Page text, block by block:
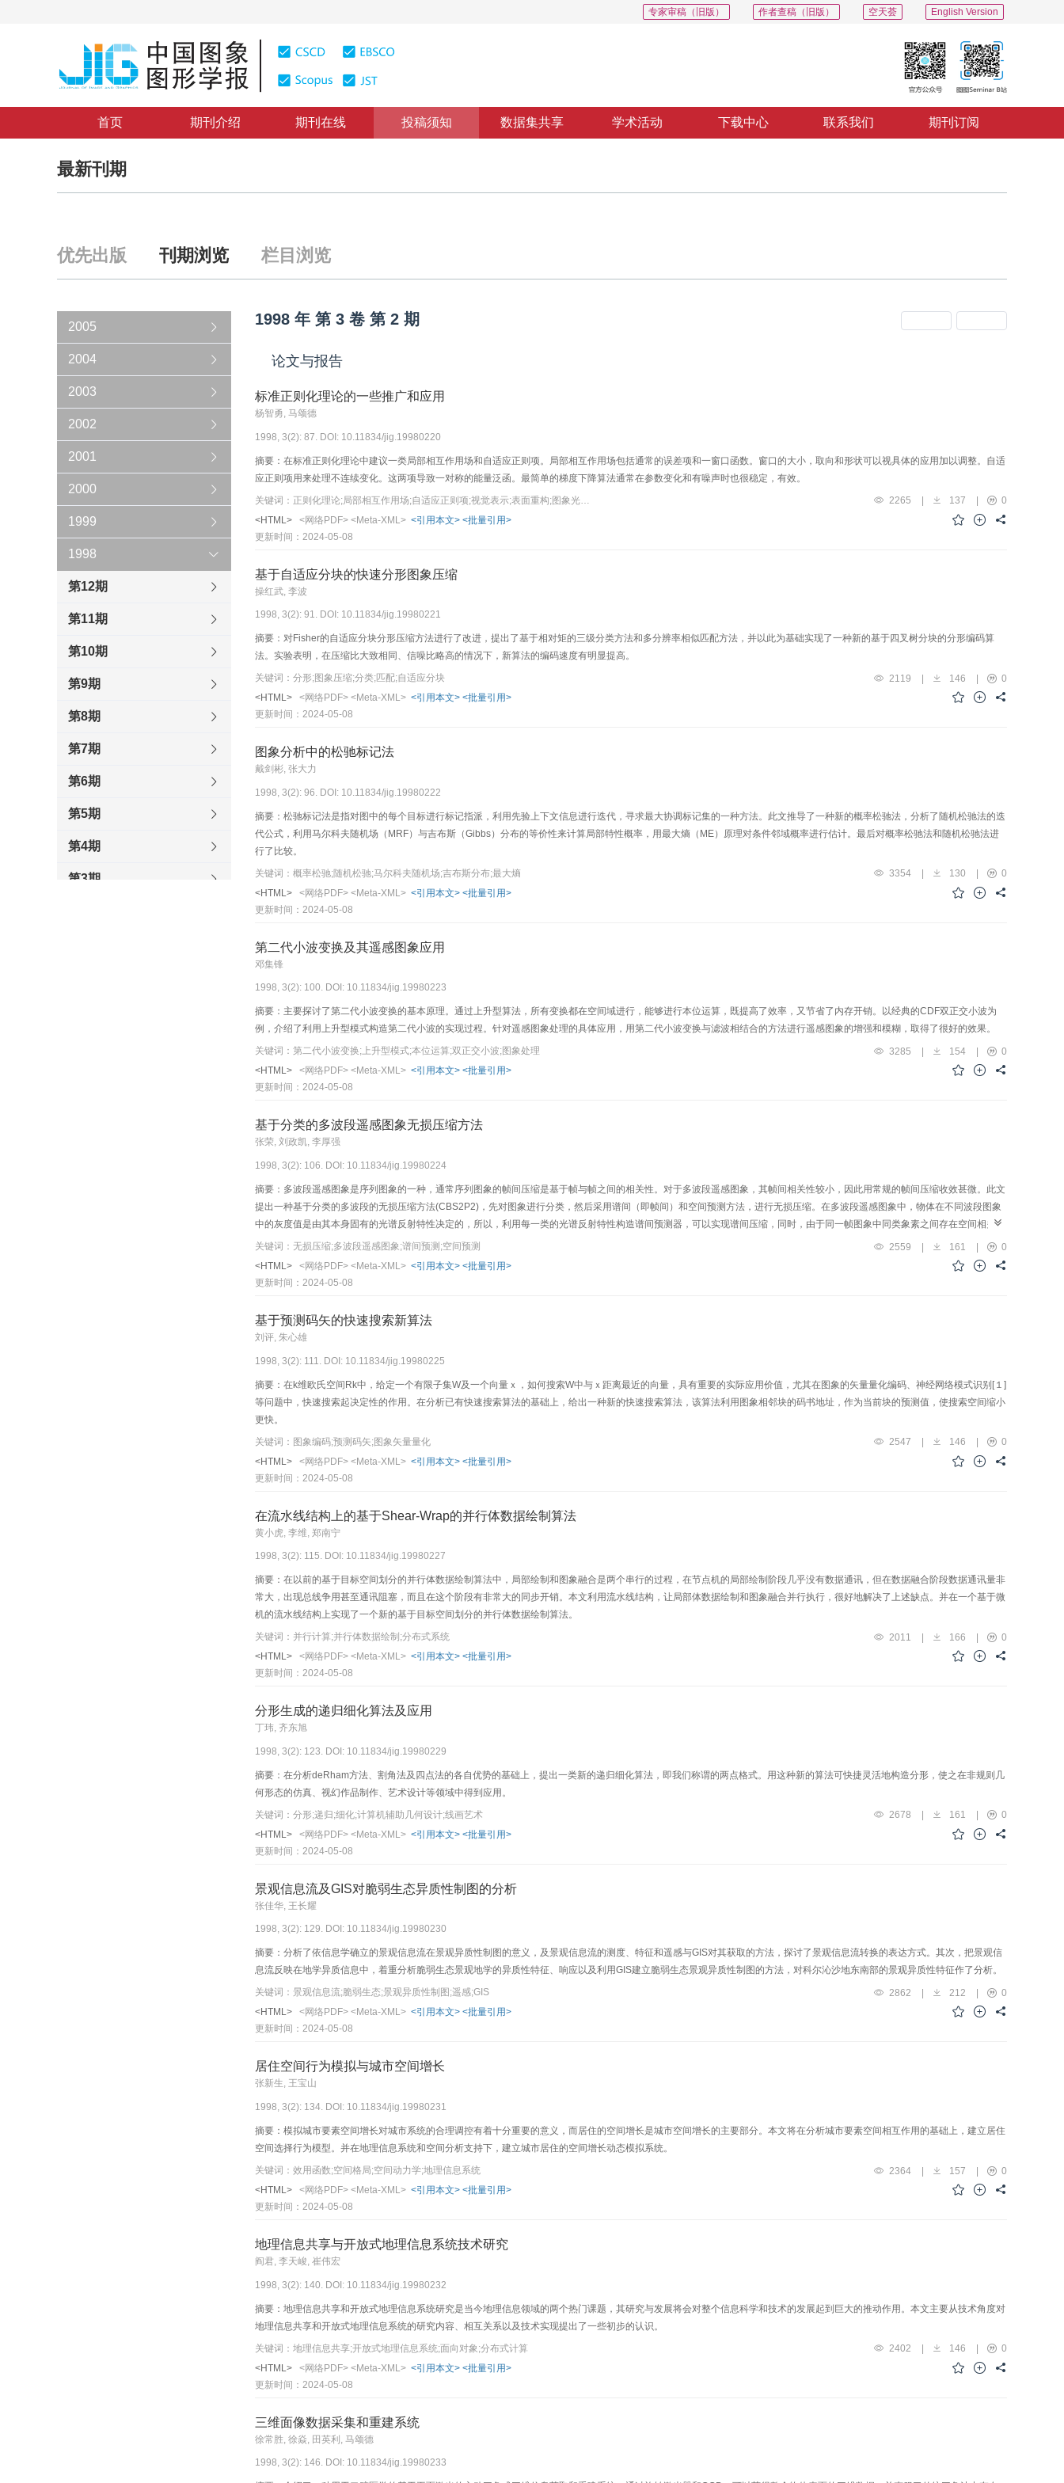
English Version
空天荟
作者查稿（旧版）
专家审稿（旧版）
首页 期刊介绍 期刊在线 投稿须知 数据集共享 学术活动 下载中心 联系我们 期刊订阅
最新刊期
优先出版 刊期浏览 栏目浏览
2005
2004
2003
2002
2001
2000
1999
1998
第12期
第11期
第10期
第9期
第8期
第7期
第6期
第5期
第4期
第3期
1998 年 第 3 卷 第 2 期
论文与报告
标准正则化理论的一些推广和应用
杨智勇, 马颂德
1998, 3(2): 87. DOI: 10.11834/jig.19980220
摘要：在标准正则化理论中建议一类局部相互作用场和自适应正则项。局部相互作用场包括通常的误差项和一窗口函数。窗口的大小，取向和形状可以视具体的应用加以调整。自适
应正则项用来处理不连续变化。这两项导致一对称的能量泛函。最简单的梯度下降算法通常在参数变化和有噪声时也很稳定，有效。
2265 137
0
<HTML>
<网络PDF> <Meta-XML> <引用本文> <批量引用>
更新时间：2024-05-08
基于自适应分块的快速分形图象压缩
操红武, 李波
1998, 3(2): 91. DOI: 10.11834/jig.19980221
摘要：对Fisher的自适应分块分形压缩方法进行了改进，提出了基于相对矩的三级分类方法和多分辨率相似匹配方法，并以此为基础实现了一种新的基于四叉树分块的分形编码算
法。实验表明，在压缩比大致相同、信噪比略高的情况下，新算法的编码速度有明显提高。
关键词：分形;图象压缩;分类;匹配;自适应分块
2119 | 146 |
0
<HTML>
<网络PDF> <Meta-XML> <引用本文> <批量引用>
更新时间：2024-05-08
图象分析中的松驰标记法
戴剑彬, 张大力
1998, 3(2): 96. DOI: 10.11834/jig.19980222
摘要：松驰标记法是指对图中的每个目标进行标记指派，利用先验上下文信息进行迭代，寻求最大协调标记集的一种方法。此文推导了一种新的概率松驰法，分析了随机松驰法的迭
代公式，利用马尔科夫随机场（MRF）与吉布斯（Gibbs）分布的等价性来计算局部特性概率，用最大熵（ME）原理对条件邻域概率进行估计。最后对概率松驰法和随机松驰法进
行了比较。
关键词：概率松驰;随机松驰;马尔科夫随机场;吉布斯分布;最大熵
3354 130
0
<HTML>
<网络PDF> <Meta-XML> <引用本文> <批量引用>
更新时间：2024-05-08
第二代小波变换及其遥感图象应用
邓集锋
1998, 3(2): 100. DOI: 10.11834/jig.19980223
摘要：主要探讨了第二代小波变换的基本原理。通过上升型算法，所有变换都在空间域进行，能够进行本位运算，既提高了效率，又节省了内存开销。以经典的CDF双正交小波为
例，介绍了利用上升型模式构造第二代小波的实现过程。针对遥感图象处理的具体应用，用第二代小波变换与滤波相结合的方法进行遥感图象的增强和模糊，取得了很好的效果。
关键词：第二代小波变换;上升型模式;本位运算;双正交小波;图象处理
3285 154
0
<HTML>
<网络PDF> <Meta-XML> <引用本文> <批量引用>
更新时间：2024-05-08
基于分类的多波段遥感图象无损压缩方法
张荣, 刘政凯, 李厚强
1998, 3(2): 106. DOI: 10.11834/jig.19980224
摘要：多波段遥感图象是序列图象的一种，通常序列图象的帧间压缩是基于帧与帧之间的相关性。对于多波段遥感图象，其帧间相关性较小，因此用常规的帧间压缩收效甚微。此文
提出一种基于分类的多波段的无损压缩方法(CBS2P2)，先对图象进行分类，然后采用谱间（即帧间）和空间预测方法，进行无损压缩。在多波段遥感图象中，物体在不同波段图象
中的灰度值是由其本身固有的光谱反射特性决定的，所以，利用每一类的光谱反射特性构造谱间预测器，可以实现谱间压缩，同时，由于同一帧图象中同类象素之间存在空间相关
性，我们选用ＪＰＥＧ标准定义的空间ＤＰ
关键词：无损压缩;多波段遥感图象;谱间预测;空间预测 2559 | 161 |
0
<HTML>
<网络PDF> <Meta-XML> <引用本文> <批量引用>
更新时间：2024-05-08
基于预测码矢的快速搜索新算法
刘评, 朱心雄
1998, 3(2): 111. DOI: 10.11834/jig.19980225
摘要：在k维欧氏空间Rk中，给定一个有限子集W及一个向量ｘ，如何搜索W中与ｘ距离最近的向量，具有重要的实际应用价值，尤其在图象的矢量量化编码、神经网络模式识别[１]
等问题中，快速搜索起决定性的作用。在分析已有快速搜索算法的基础上，给出一种新的快速搜索算法，该算法利用图象相邻块的码书地址，作为当前块的预测值，使搜索空间缩小
更快。
关键词：图象编码;预测码矢;图象矢量量化
2547 146
0
<HTML>
<网络PDF> <Meta-XML> <引用本文> <批量引用>
更新时间：2024-05-08
在流水线结构上的基于Shear-Wrap的并行体数据绘制算法
黄小虎, 李维, 郑南宁
1998, 3(2): 115. DOI: 10.11834/jig.19980227
摘要：在以前的基于目标空间划分的并行体数据绘制算法中，局部绘制和图象融合是两个串行的过程，在节点机的局部绘制阶段几乎没有数据通讯，但在数据融合阶段数据通讯量非
常大，出现总线争用甚至通讯阻塞，而且在这个阶段有非常大的同步开销。本文利用流水线结构，让局部体数据绘制和图象融合并行执行，很好地解决了上述缺点。并在一个基于微
机的流水线结构上实现了一个新的基于目标空间划分的并行体数据绘制算法。
关键词：并行计算;并行体数据绘制;分布式系统
2011 | 166 |
0
<HTML>
<网络PDF> <Meta-XML> <引用本文> <批量引用>
更新时间：2024-05-08
分形生成的递归细化算法及应用
丁玮, 齐东旭
1998, 3(2): 123. DOI: 10.11834/jig.19980229
摘要：在分析deRham方法、割角法及四点法的各自优势的基础上，提出一类新的递归细化算法，即我们称谓的两点格式。用这种新的算法可快捷灵活地构造分形，使之在非规则几
何形态的仿真、视幻作品制作、艺术设计等领域中得到应用。
关键词：分形;递归;细化;计算机辅助几何设计;线画艺术
2678 161
0
<HTML>
<网络PDF> <Meta-XML> <引用本文> <批量引用>
更新时间：2024-05-08
景观信息流及GIS对脆弱生态异质性制图的分析
张佳华, 王长耀
1998, 3(2): 129. DOI: 10.11834/jig.19980230
摘要：分析了依信息学确立的景观信息流在景观异质性制图的意义，及景观信息流的测度、特征和遥感与GIS对其获取的方法，探讨了景观信息流转换的表达方式。其次，把景观信
息流反映在地学异质信息中，着重分析脆弱生态景观地学的异质性特征、响应以及利用GIS建立脆弱生态景观异质性制图的方法，对科尔沁沙地东南部的景观异质性特征作了分析。
关键词：景观信息流;脆弱生态;景观异质性制图;遥感;GIS
2862 212
0
<HTML>
<网络PDF> <Meta-XML> <引用本文> <批量引用>
更新时间：2024-05-08
居住空间行为模拟与城市空间增长
张新生, 王宝山
1998, 3(2): 134. DOI: 10.11834/jig.19980231
摘要：模拟城市要素空间增长对城市系统的合理调控有着十分重要的意义，而居住的空间增长是城市空间增长的主要部分。本文将在分析城市要素空间相互作用的基础上，建立居住
空间选择行为模型。并在地理信息系统和空间分析支持下，建立城市居住的空间增长动态模拟系统。
关键词：效用函数;空间格局;空间动力学;地理信息系统
2364 | 157 |
0
<HTML>
<网络PDF> <Meta-XML> <引用本文> <批量引用>
更新时间：2024-05-08
地理信息共享与开放式地理信息系统技术研究
阎君, 李天峻, 崔伟宏
1998, 3(2): 140. DOI: 10.11834/jig.19980232
摘要：地理信息共享和开放式地理信息系统研究是当今地理信息领域的两个热门课题，其研究与发展将会对整个信息科学和技术的发展起到巨大的推动作用。本文主要从技术角度对
地理信息共享和开放式地理信息系统的研究内容、相互关系以及技术实现提出了一些初步的认识。
关键词：地理信息共享;开放式地理信息系统;面向对象;分布式计算
2402 146
0
<HTML>
<网络PDF> <Meta-XML> <引用本文> <批量引用>
更新时间：2024-05-08
三维面像数据采集和重建系统
徐常胜, 徐焱, 田英利, 马颂德
1998, 3(2): 146. DOI: 10.11834/jig.19980233